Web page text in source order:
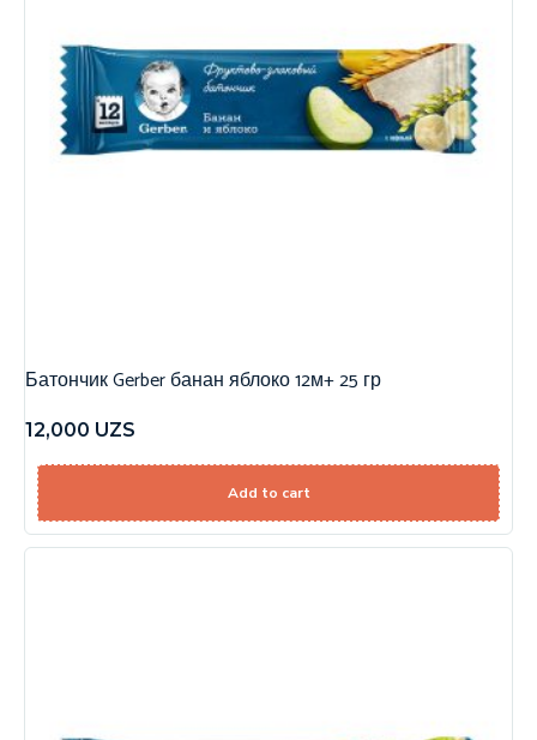
Батончик Gerber банан яблоко 12м+ 25 гр
12,000 UZS
Add to cart